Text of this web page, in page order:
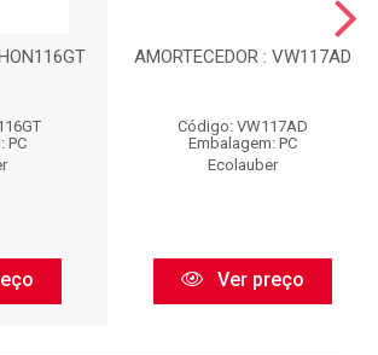
PC
AMORTECEDOR : VW117AD
Código: VW117AD
Embalagem: PC
Ecolauber
Ver preço